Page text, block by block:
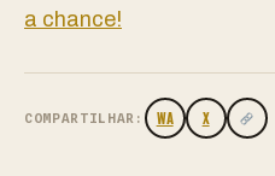
a chance!
COMPARTILHAR: WA X